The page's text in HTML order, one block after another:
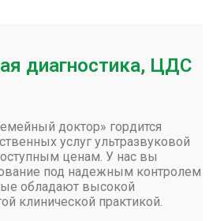
диагностика, ЦДС
доктор» гордится
услуг ультразвуковой
ценам. У нас вы
под надежным контролем
обладают высокой
клинической практикой.